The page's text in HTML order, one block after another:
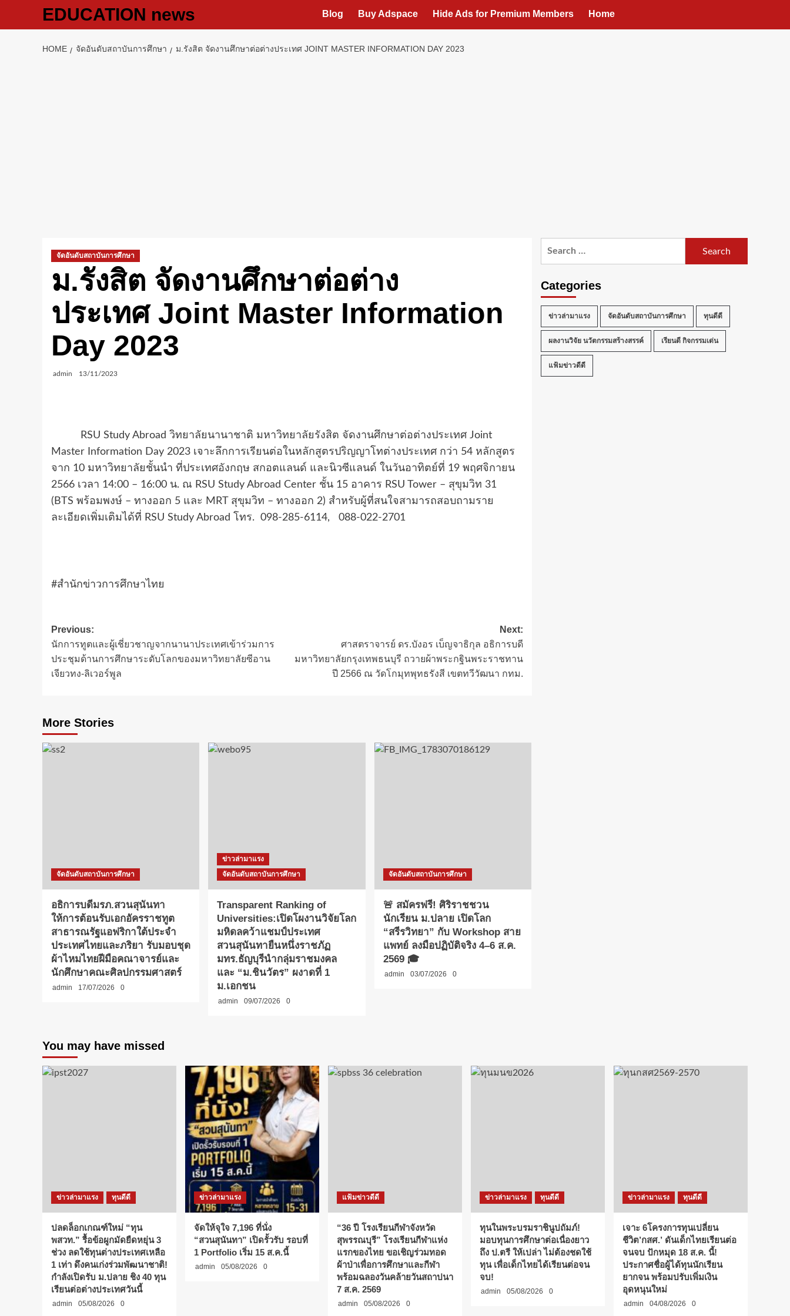
EDUCATION news Blog Buy Adspace Hide Ads for Premium Members Home
HOME จัดอันดับสถาบันการศึกษา ม.รังสิต จัดงานศึกษาต่อต่างประเทศ JOINT MASTER INFORMATION DAY 2023
จัดอันดับสถาบันการศึกษา
ม.รังสิต จัดงานศึกษาต่อต่าง
ประเทศ Joint Master Information
Day 2023
admin 13/11/2023
RSU Study Abroad วิทยาลัยนานาชาติ มหาวิทยาลัยรังสิต จัดงานศึกษาต่อต่างประเทศ Joint
Master Information Day 2023 เจาะลึกการเรียนต่อในหลักสูตรปริญญาโทต่างประเทศ กว่า 54 หลักสูตร
จาก 10 มหาวิทยาลัยชั้นนำ ที่ประเทศอังกฤษ สกอตแลนด์ และนิวซีแลนด์ ในวันอาทิตย์ที่ 19 พฤศจิกายน
2566 เวลา 14:00 – 16:00 น. ณ RSU Study Abroad Center ชั้น 15 อาคาร RSU Tower – สุขุมวิท 31
( BTS พร้อมพงษ์ – ทางออก 5 และ MRT สุขุมวิท – ทางออก 2) สำหรับผู้ที่สนใจสามารถสอบถามราย
ละเอียดเพิ่มเติมได้ที่ RSU Study Abroad โทร. 098-285-6114, 088-022-2701
#สำนักข่าวการศึกษาไทย
Post
navigation
Previous:
นักการทูตและผู้เชี่ยวชาญจากนานาประเทศเข้าร่วมการ
ประชุมด้านการศึกษาระดับโลกของมหาวิทยาลัยซีอาน
เจียวทง-ลิเวอร์พูล
Next:
ศาสตราจารย์ ดร.บังอร เบ็ญจาธิกุล อธิการบดี
มหาวิทยาลัยกรุงเทพธนบุรี ถวายผ้าพระกฐินพระราชทาน
ปี 2566 ณ วัดโกมุทพุทธรังสี เขตทวีวัฒนา กทม.
More Stories
จัดอันดับสถาบันการศึกษา
อธิการบดีมรภ.สวนสุนันทา
ให้การต้อนรับเอกอัครราชทูต
สาธารณรัฐแอฟริกาใต้ประจำ
ประเทศไทยและภริยา รับมอบชุด
ผ้าไหมไทยฝีมือคณาจารย์และ
นักศึกษาคณะศิลปกรรมศาสตร์
admin 17/07/2026 0
ข่าวล่ามาแรง
จัดอันดับสถาบันการศึกษา
Transparent Ranking of
Universities:เปิดโผงานวิจัยโลก
มหิดลคว้าแชมป์ประเทศ
สวนสุนันทายืนหนึ่งราชภัฏ
มทร.ธัญบุรีนำกลุ่มราชมงคล
และ “ม.ชินวัตร” ผงาดที่ 1
ม.เอกชน
admin 09/07/2026 0
จัดอันดับสถาบันการศึกษา
🚨 สมัครฟรี! ศิริราชชวน
นักเรียน ม.ปลาย เปิดโลก
“สรีรวิทยา” กับ Workshop สาย
แพทย์ ลงมือปฏิบัติจริง 4–6 ส.ค.
2569 🎓
admin 03/07/2026 0
Categories
ข่าวล่ามาแรง จัดอันดับสถาบันการศึกษา ทุนดีดี
ผลงานวิจัย นวัตกรรมสร้างสรรค์ เรียนดี กิจกรรมเด่น
แฟ้มข่าวดีดี
You may have missed
ข่าวล่ามาแรง ทุนดีดี
ปลดล็อกเกณฑ์ใหม่ “ทุน
พสวท.” รื้อข้อผูกมัดยืดหยุ่น 3
ช่วง ลดใช้ทุนต่างประเทศเหลือ
1 เท่า ดึงคนเก่งร่วมพัฒนาชาติ!
กำลังเปิดรับ ม.ปลาย ชิง 40 ทุน
เรียนต่อต่างประเทศวันนี้
admin 05/08/2026 0
ข่าวล่ามาแรง
จัดให้จุใจ 7,196 ที่นั่ง
“สวนสุนันทา” เปิดรั้วรับ รอบที่
1 Portfolio เริ่ม 15 ส.ค.นี้
admin 05/08/2026 0
แฟ้มข่าวดีดี
“36 ปี โรงเรียนกีฬาจังหวัด
สุพรรณบุรี” โรงเรียนกีฬาแห่ง
แรกของไทย ขอเชิญร่วมทอด
ผ้าป่าเพื่อการศึกษาและกีฬา
พร้อมฉลองวันคล้ายวันสถาปนา
7 ส.ค. 2569
admin 05/08/2026 0
ข่าวล่ามาแรง ทุนดีดี
ทุนในพระบรมราชินูปถัมภ์!
มอบทุนการศึกษาต่อเนื่องยาว
ถึง ป.ตรี ให้เปล่า ไม่ต้องชดใช้
ทุน เพื่อเด็กไทยได้เรียนต่อจน
จบ!
admin 05/08/2026 0
ข่าวล่ามาแรง ทุนดีดี
เจาะ 6โครงการทุนเปลี่ยน
ชีวิต’กสศ.’ ดันเด็กไทยเรียนต่อ
จนจบ ปักหมุด 18 ส.ค. นี้!
ประกาศชื่อผู้ได้ทุนนักเรียน
ยากจน พร้อมปรับเพิ่มเงิน
อุดหนุนใหม่
admin 04/08/2026 0